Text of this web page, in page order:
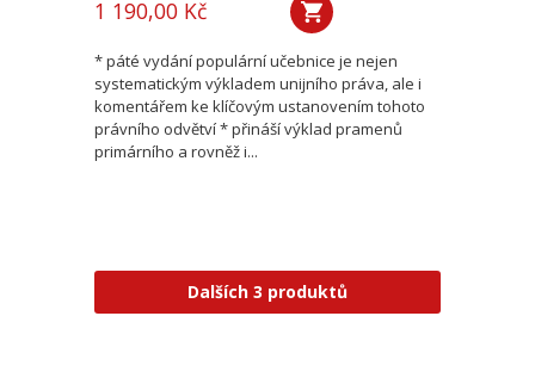
1 190,00 Kč
* páté vydání populární učebnice je nejen
systematickým výkladem unijního práva, ale i
komentářem ke klíčovým ustanovením tohoto
právního odvětví * přináší výklad pramenů
primárního a rovněž i...
Dalších 3 produktů